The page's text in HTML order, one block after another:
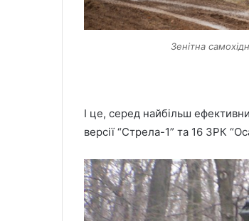
Зенітна
І це, серед найбільш
версії “Стрела-1” та 16 ЗРК